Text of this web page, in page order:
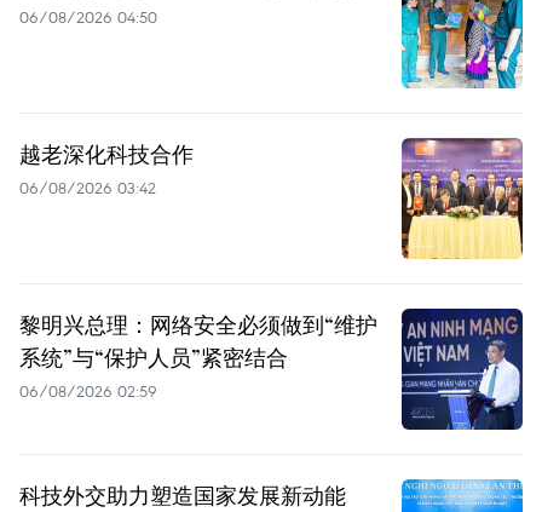
06/08/2026 04:50
越老深化科技合作
06/08/2026 03:42
黎明兴总理：网络安全必须做到“维护
系统”与“保护人员”紧密结合
06/08/2026 02:59
科技外交助力塑造国家发展新动能